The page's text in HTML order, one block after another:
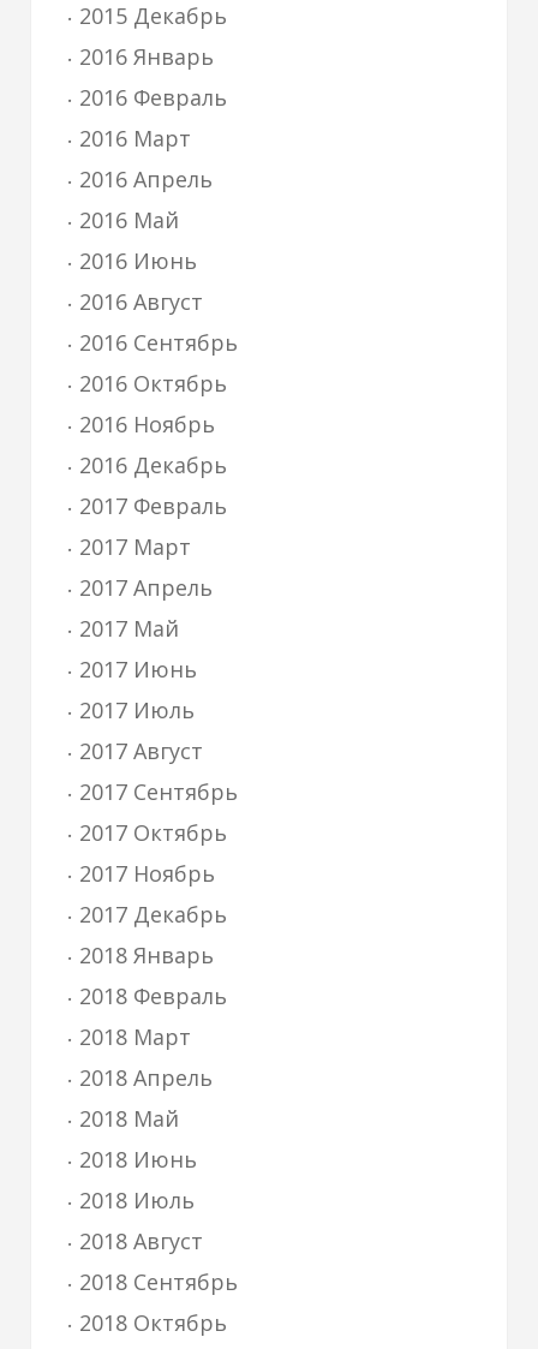
2015 Декабрь
2016 Январь
2016 Февраль
2016 Март
2016 Апрель
2016 Май
2016 Июнь
2016 Август
2016 Сентябрь
2016 Октябрь
2016 Ноябрь
2016 Декабрь
2017 Февраль
2017 Март
2017 Апрель
2017 Май
2017 Июнь
2017 Июль
2017 Август
2017 Сентябрь
2017 Октябрь
2017 Ноябрь
2017 Декабрь
2018 Январь
2018 Февраль
2018 Март
2018 Апрель
2018 Май
2018 Июнь
2018 Июль
2018 Август
2018 Сентябрь
2018 Октябрь